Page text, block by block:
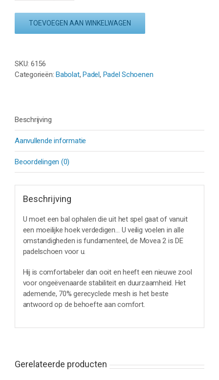
PADEL
RED
aantal
TOEVOEGEN AAN WINKELWAGEN
SKU: 6156
Categorieën:Babolat,Padel, Padel Schoenen
Beschrijving
Aanvullende informatie
Beoordelingen (0)
Beschrijving
U moet een bal ophalen die uit het spel gaat of vanuit
een moeilijke hoek verdedigen… U veilig voelen in alle
omstandigheden is fundamenteel, de Movea 2 is DE
padelschoen voor u.
Hij is comfortabeler dan ooit en heeft een nieuwe zool
voor ongeëvenaarde stabiliteit en duurzaamheid. Het
ademende, 70% gerecyclede mesh is het beste
antwoord op de behoefte aan comfort.
Gerelateerde producten